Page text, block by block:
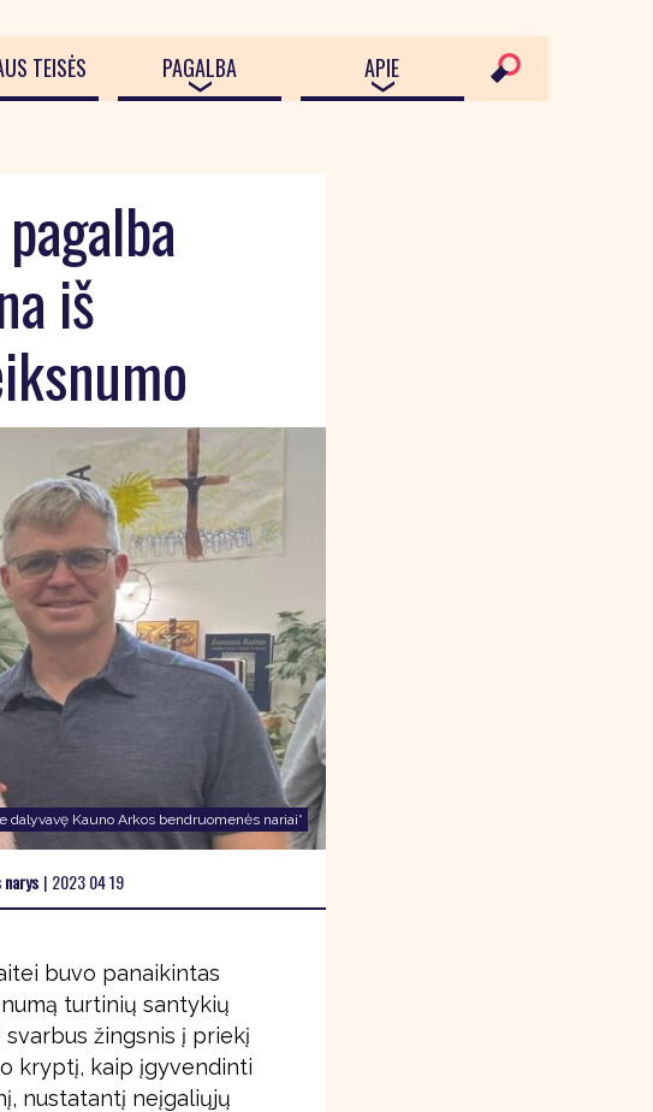
TEISĖS PAGALBA APIE
iš
dalyvavę Kauno Arkos bendruomenės nariai*
| 2023 04 19
buvo panaikintas
turtinių santykių
žingsnis į priekį
kryptį, kaip įgyvendinti
nustatantį neįgaliųjų